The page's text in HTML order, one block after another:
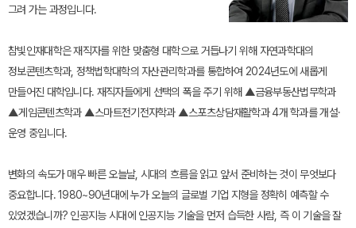
그려 가는 과정입니다.
참빛인재대학은 재직자를 위한 맞춤형 대학으로 거듭나기 위해 자연과학대의
정보콘텐츠학과, 정책법학대학의 자산관리학과를 통합하여 2024년도에 새롭게
만들어진 대학입니다. 재직자들에게 선택의 폭을 주기 위해 ▲금융부동산법무학과
▲게임콘텐츠학과 ▲스마트전기전자학과 ▲스포츠상담재활학과 4개 학과를 개설·
운영 중입니다.
변화의 속도가 매우 빠른 오늘날, 시대의 흐름을 읽고 앞서 준비하는 것이 무엇보다
중요합니다. 1980~90년대에 누가 오늘의 글로벌 기업 지형을 정확히 예측할 수
있었겠습니까? 인공지능 시대에 인공지능 기술을 먼저 습득한 사람, 즉 이 기술을 잘